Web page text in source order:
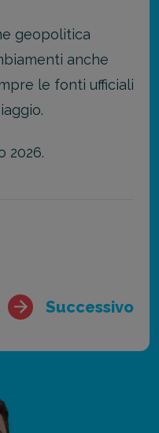
geopolitica
anche
le fonti ufficiali
2026.
Successivo